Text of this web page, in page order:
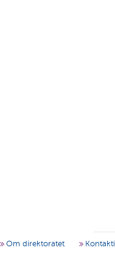
Om direktoratet